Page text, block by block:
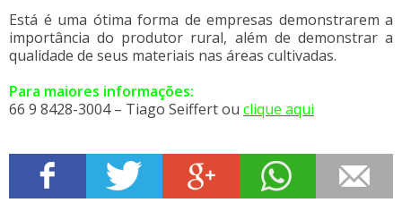
Está é uma ótima forma de empresas demonstrarem a
importância do produtor rural, além de demonstrar a
qualidade de seus materiais nas áreas cultivadas.
Para maiores informações:
66 9 8428-3004 – Tiago Seiffert ou clique aqui